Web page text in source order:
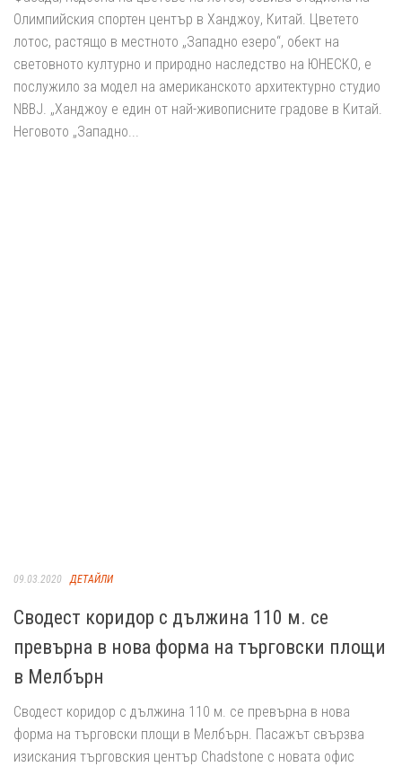
Олимпийския спортен център в Ханджоу, Китай. Цветето
лотос, растящо в местното „Западно езеро“, обект на
световното културно и природно наследство на ЮНЕСКО, е
послужило за модел на американското архитектурно студио
NBBJ. „Ханджоу е един от най-живописните градове в Китай.
Неговото „Западно...
09.03.2020 ДЕТАЙЛИ
Сводест коридор с дължина 110 м. се
превърна в нова форма на търговски площи
в Мелбърн
Сводест коридор с дължина 110 м. се превърна в нова
форма на търговски площи в Мелбърн. Пасажът свързва
изискания търговския център Chadstone с новата офис